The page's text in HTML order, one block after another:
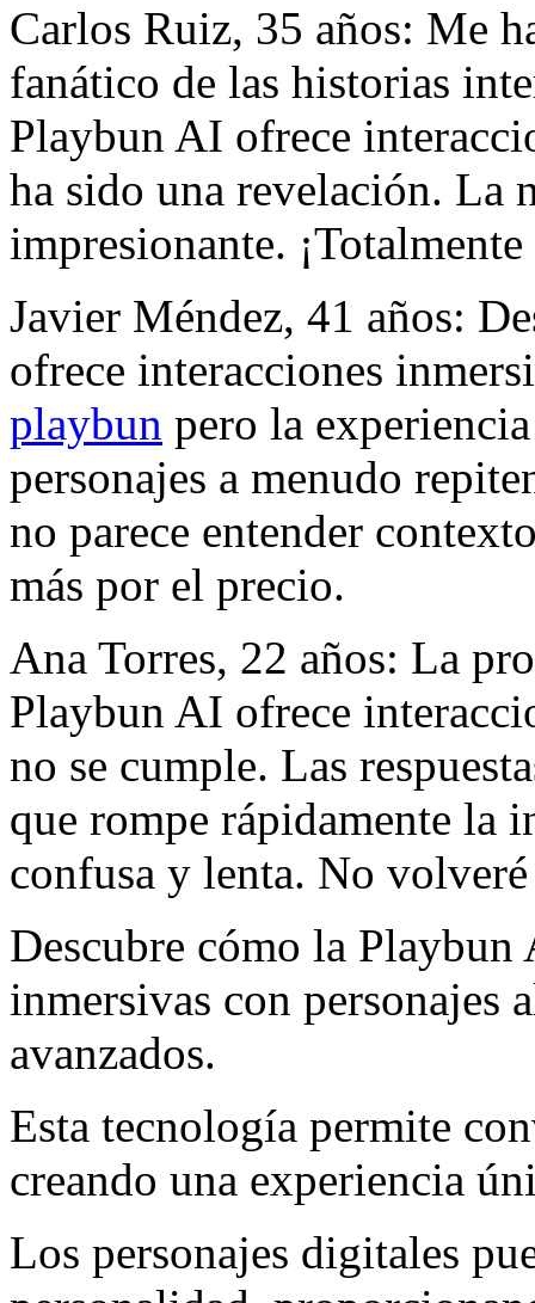
Carlos Ruiz, 35 años: Me
fanático de las historias
Playbun AI ofrece
ha sido una revelación. La
impresionante.
Javier Méndez, 41 años:
ofrece interacciones
playbun pero la
personajes a menudo
no parece entender
más por el precio.
Ana Torres, 22 años: La
Playbun AI ofrece
no se cumple. Las
que rompe rápidamente la
confusa y lenta. No
Descubre cómo la
inmersivas con personajes
avanzados.
Esta tecnología permite
creando una experiencia
Los personajes digitales